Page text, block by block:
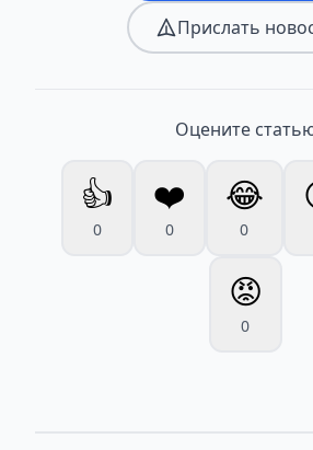
Прислать
Оцените
👍
0
❤️
0
😂
0
😡
0